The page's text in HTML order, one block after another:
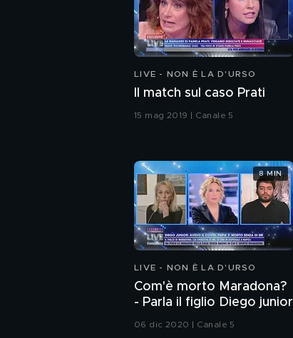
LIVE - NON È LA D'URSO
Il match sul caso Prati
15 mag 2019 | Canale 5
LIVE - NON È LA D'URSO
Com'è morto Maradona?
- Parla il figlio Diego junior
06 dic 2020 | Canale 5
8 MIN